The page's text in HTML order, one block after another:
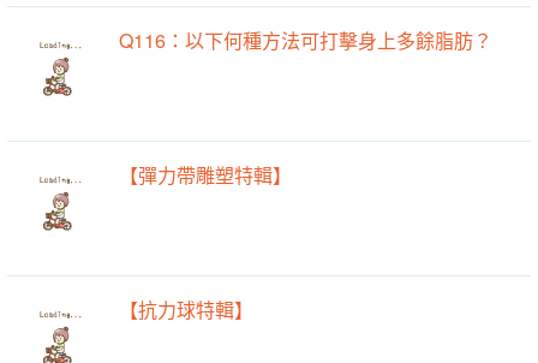
Q116：以下何種方法可打擊身上多餘脂肪？
【彈力帶雕塑特輯】
【抗力球特輯】